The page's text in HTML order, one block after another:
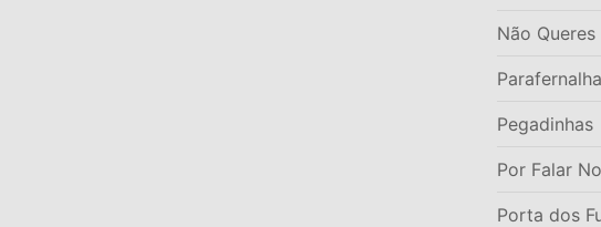
Não Queres
Parafernalha
Pegadinhas
Por Falar
Porta dos